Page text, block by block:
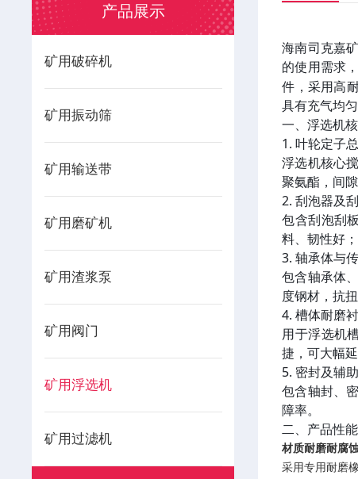
产品展示
矿用破碎机
矿用振动筛
矿用输送带
矿用磨矿机
矿用渣浆泵
矿用阀门
矿用浮选机
矿用过滤机
海南司克嘉
的使用需求
件，采用高
具有充气均
一、浮选机
1. 叶轮定子
浮选机核心
聚氨酯，间
2. 刮泡器及
包含刮泡刮
料、韧性好
3. 轴承体与
包含轴承体
度钢材，抗
4. 槽体耐磨
用于浮选机
捷，可大幅
5. 密封及辅
包含轴封、
障率。
二、产品性
材质耐磨耐腐蚀
采用专用耐磨